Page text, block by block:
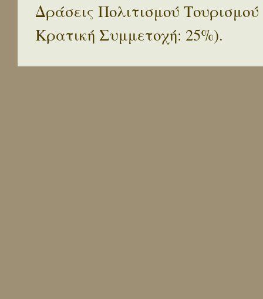
Δράσεις Πολιτισμού
Κρατική Συμμετοχή: 25%).